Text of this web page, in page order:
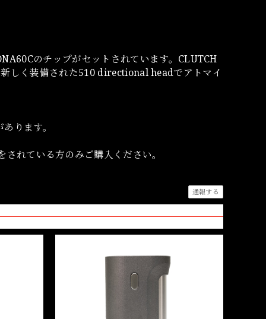
のチップがセットされています。CLUTCH
しく装備された510 directional headでアトマイ
ります。
れている方のみご購入ください。
通報する